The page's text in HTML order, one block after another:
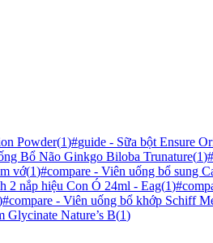
Powder(1)#guide - Sữa bột Ensure
Bổ Não Ginkgo Biloba Trunature(1)#
vớ(1)#compare - Viên uống bổ sung
2 nắp hiệu Con Ó 24ml - Eag(1)#
#compare - Viên uống bổ khớp Schiff
Glycinate Nature’s B(1)